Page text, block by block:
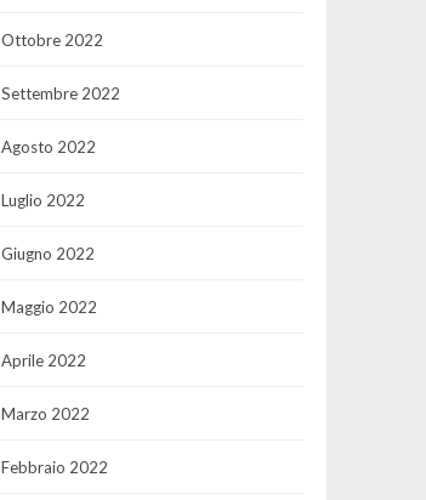
Ottobre 2022
Settembre 2022
Agosto 2022
Luglio 2022
Giugno 2022
Maggio 2022
Aprile 2022
Marzo 2022
Febbraio 2022